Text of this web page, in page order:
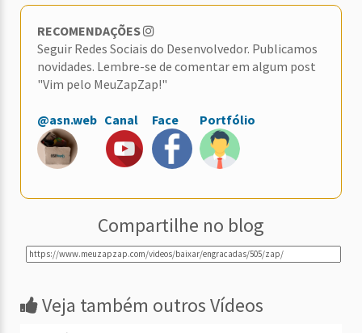
RECOMENDAÇÕES
Seguir Redes Sociais do Desenvolvedor. Publicamos
novidades. Lembre-se de comentar em algum post
"Vim pelo MeuZapZap!"
@asn.web Canal Face Portfólio
Compartilhe no blog
Veja também outros Vídeos